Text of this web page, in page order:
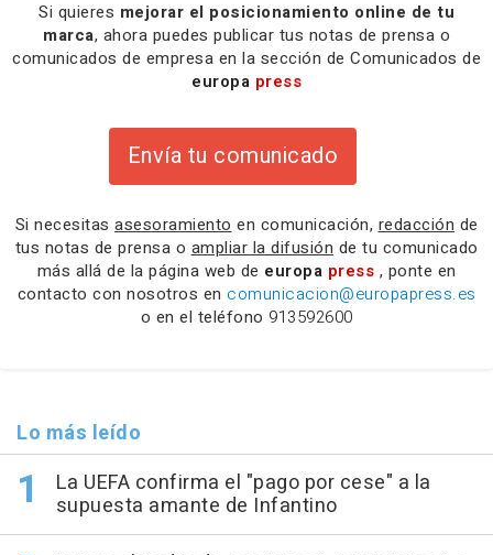
Si quieres mejorar el posicionamiento online de tu
marca, ahora puedes publicar tus notas de prensa o
comunicados de empresa en la sección de Comunicados de
europa press
Envía tu comunicado
Si necesitas asesoramiento en comunicación, redacción de
tus notas de prensa o ampliar la difusión de tu comunicado
más allá de la página web de europa press , ponte en
contacto con nosotros en comunicacion@europapress.es
o en el teléfono 913592600
Lo más leído
La UEFA confirma el "pago por cese" a la
supuesta amante de Infantino